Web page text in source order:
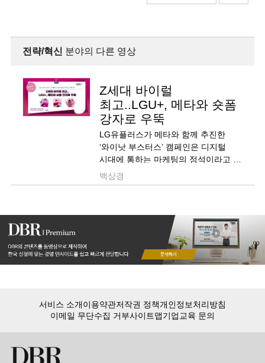
전략/혁신 분야의 다른 영상
Z세대 바이럴
최고..LGU+, 메타와 숏폼
강자로 우뚝
LG유플러스가 메타와 함께 추진한
‘와이낫 부스터스’ 캠페인은 디지털
시대에 통하는 마케팅의 정석이라고 할
수 있습니다. 나노-마이크로
크리에이터들의 성장을 지원하면서
인플루언서로 성장한 이들은 자연스레
브랜드의 우호 세력이 되고, 다른
백상경
서비스 소개이용약관저작권 정책개인정보처리방침
이메일 무단수집 거부사이트맵기업교육 문의